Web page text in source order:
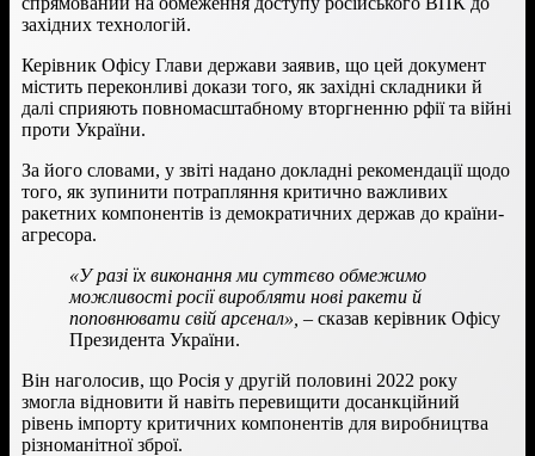
західних технологій.
Керівник Офісу Глави держави заявив, що цей документ
містить переконливі докази того, як західні складники й
далі сприяють повномасштабному вторгненню рфії та війні
проти України.
За його словами, у звіті надано докладні рекомендації щодо
того, як зупинити потрапляння критично важливих
ракетних компонентів із демократичних держав до країни-
агресора.
«У разі їх виконання ми суттєво обмежимо
можливості росії виробляти нові ракети й
поповнювати свій арсенал», – сказав керівник Офісу
Президента України.
Він наголосив, що Росія у другій половині 2022 року
змогла відновити й навіть перевищити досанкційний
рівень імпорту критичних компонентів для виробництва
різноманітної зброї.